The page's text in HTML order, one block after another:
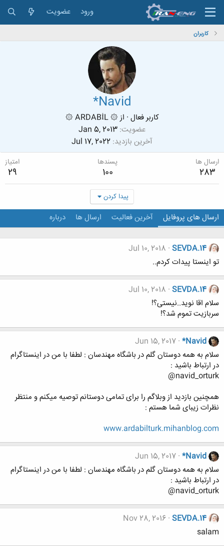
ورود عضویت
کاربران
*Navid
کاربر فعال · از۞ ARDABİL ۞
عضویت Jan 5, 2013
آخرین بازدید Jul 17, 2022
ارسال ها
283
پسندها
100
امتیاز
29
پیدا کردن
ارسال های پروفایل آخرین فعالیت ارسال ها درباره
SEVDA.14
Jul 10, 2018
تو اینستا پیدات کردم..
SEVDA.14
Jul 10, 2018
سلام اقا نوید..نیستی؟!
سربازیت تموم شد؟!
*Navid
Jun 15, 2017
سلام به همه دوستان گلم در باشگاه مهندسان : لطفا با من در اینستاگرام
در ارتباط باشید :
navid_orturk@
همچنین بازدید از وبلاگم را برای تمامی دوستانم توصیه میکنم و منتظر
نظرات زیبای شما هستم :
www.ardabilturk.mihanblog.com
*Navid
Jun 15, 2017
سلام به همه دوستان گلم در باشگاه مهندسان : لطفا با من در اینستاگرام
در ارتباط باشید :
navid_orturk@
SEVDA.14
Nov 28, 2016
salam